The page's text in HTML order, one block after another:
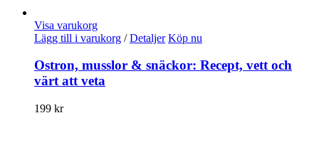
Visa varukorg
Lägg till i varukorg / Detaljer Köp nu
Ostron, musslor & snäckor: Recept, vett och
värt att veta
199 kr